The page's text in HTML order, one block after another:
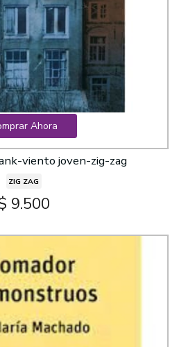
Ahora
viento joven-zig-zag
ZIG ZAG
9.500